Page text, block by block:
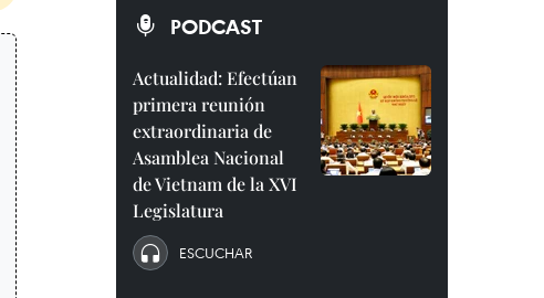
PODCAST
Actualidad: Efectúan
primera reunión
extraordinaria de
Asamblea Nacional
de Vietnam de la XVI
Legislatura
ESCUCHAR